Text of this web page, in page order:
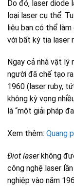
Do đó, laser diode
loại laser cụ thể.
liệu bạn có thể làm
với bất kỳ tia laser
Ngay cả nhà vật lý
người đã chế tạo
1960 (laser ruby,
không kỳ vọng
là “một giải pháp
Xem thêm: Quang
Điot laserkhông
công nghệ laser
nghiệp vào năm